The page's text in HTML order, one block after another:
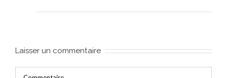
Laisser un commentaire